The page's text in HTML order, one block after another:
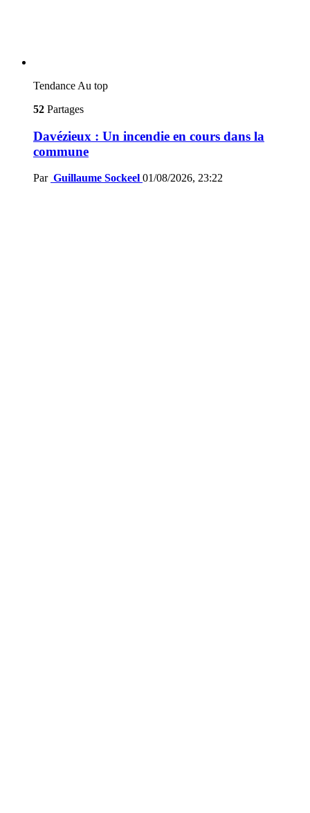
Tendance Au top
52 Partages
Davézieux : Un incendie en cours dans la
commune
Par Guillaume Sockeel 01/08/2026, 23:22